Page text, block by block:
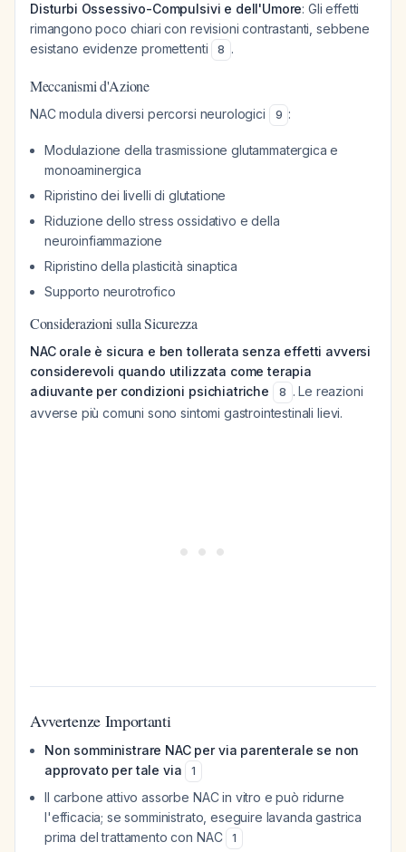
Disturbi Ossessivo-Compulsivi e dell'Umore: Gli effetti
rimangono poco chiari con revisioni contrastanti, sebbene
esistano evidenze promettenti
8 .
Meccanismi d'Azione
NAC modula diversi percorsi neurologici 9 :
Modulazione della trasmissione glutammatergica e
monoaminergica
Ripristino dei livelli di glutatione
Riduzione dello stress ossidativo e della
neuroinfiammazione
Ripristino della plasticità sinaptica
Supporto neurotrofico
Considerazioni sulla Sicurezza
NAC orale è sicura e ben tollerata senza effetti avversi
considerevoli quando utilizzata come terapia
adiuvante per condizioni psichiatriche
8 . Le reazioni
avverse più comuni sono sintomi gastrointestinali lievi.
Avvertenze Importanti
Non somministrare NAC per via parenterale se non
approvato per tale via
1
Il carbone attivo assorbe NAC in vitro e può ridurne
l'efficacia; se somministrato, eseguire lavanda gastrica
prima del trattamento con NAC
1